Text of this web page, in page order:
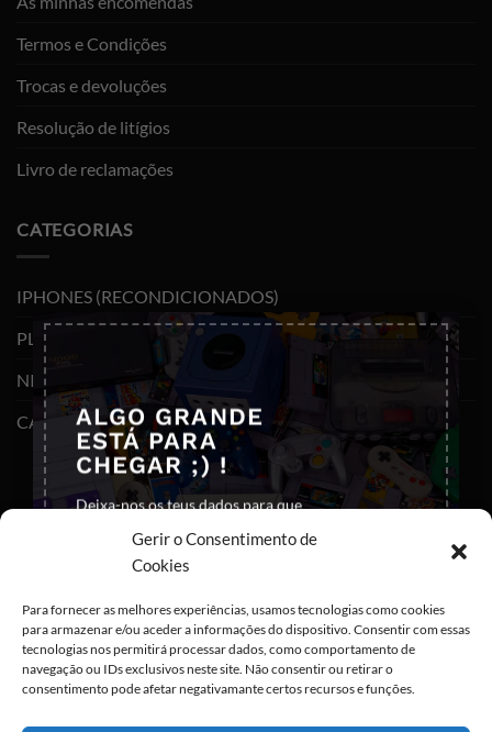
ALGO GRANDE
ESTÁ PARA
CHEGAR ;) !
Deixa-nos os teus dados para que
possas ser notificado em primeira
×
Gerir o Consentimento de
Cookies
Para fornecer as melhores experiências, usamos tecnologias como cookies
para armazenar e/ou aceder a informações do dispositivo. Consentir com essas
tecnologias nos permitirá processar dados, como comportamento de
navegação ou IDs exclusivos neste site. Não consentir ou retirar o
consentimento pode afetar negativamante certos recursos e funções.
Termos e Condições
Trocas e devoluções
Resolução de litígios
Livro de reclamações
CATEGORIAS
IPHONES (RECONDICIONADOS)
PLAYSTATION
NINTENDO SWITCH
CABOS E ADAPTADORES TYPE-C